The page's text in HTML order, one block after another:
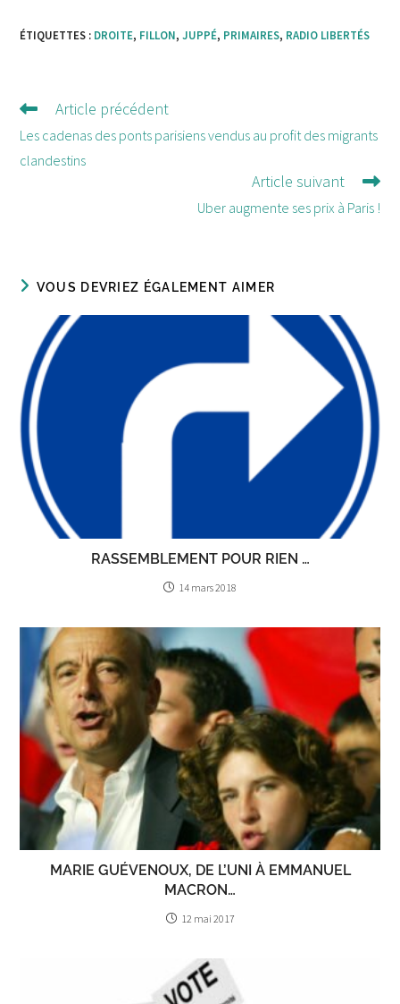
ÉTIQUETTES : DROITE, FILLON, JUPPÉ, PRIMAIRES, RADIO LIBERTÉS
Lire
d'autres
articles
Article précédent
Les cadenas des ponts parisiens vendus au profit des migrants
clandestins
Article suivant
Uber augmente ses prix à Paris !
VOUS DEVRIEZ ÉGALEMENT AIMER
RASSEMBLEMENT POUR RIEN …
14 mars 2018
MARIE GUÉVENOUX, DE L’UNI À EMMANUEL
MACRON…
12 mai 2017